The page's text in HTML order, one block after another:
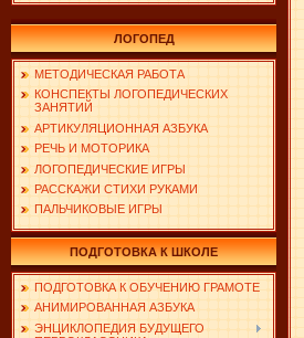
ЛОГОПЕД
МЕТОДИЧЕСКАЯ РАБОТА
КОНСПЕКТЫ ЛОГОПЕДИЧЕСКИХ
ЗАНЯТИЙ
АРТИКУЛЯЦИОННАЯ АЗБУКА
РЕЧЬ И МОТОРИКА
ЛОГОПЕДИЧЕСКИЕ ИГРЫ
РАССКАЖИ СТИХИ РУКАМИ
ПАЛЬЧИКОВЫЕ ИГРЫ
ПОДГОТОВКА К ШКОЛЕ
ПОДГОТОВКА К ОБУЧЕНИЮ ГРАМОТЕ
АНИМИРОВАННАЯ АЗБУКА
ЭНЦИКЛОПЕДИЯ БУДУЩЕГО